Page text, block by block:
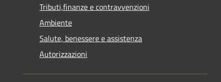
Tributi,finanze e contravvenzioni
Ambiente
Salute, benessere e assistenza
Autorizzazioni